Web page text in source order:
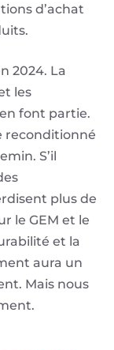
d’achat
2024. La
les
font partie.
reconditionné
S’il
plus de
le GEM et le
et la
aura un
Mais nous